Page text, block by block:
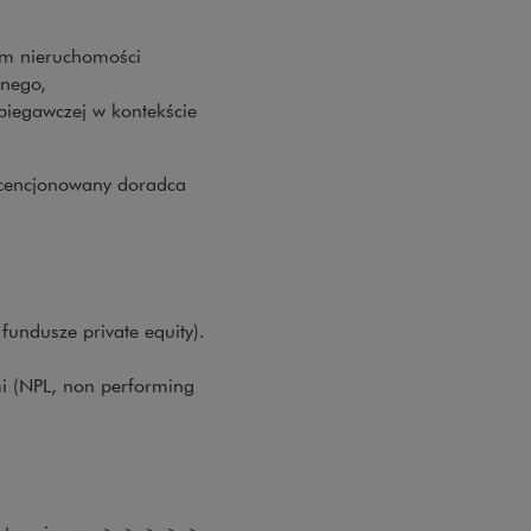
nieruchomości
w kontekście
doradca
private equity).
(NPL, non performing